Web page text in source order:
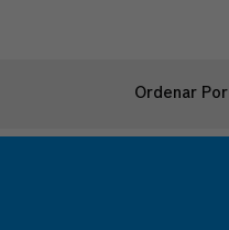
Ordenar Por